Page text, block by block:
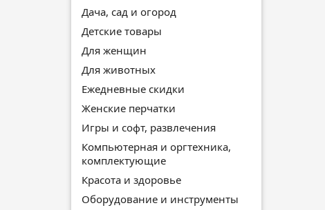
Дача, сад и огород
Детские товары
Для женщин
Для животных
Ежедневные скидки
Женские перчатки
Игры и софт, развлечения
Компьютерная и оргтехника,
комплектующие
Красота и здоровье
Оборудование и инструменты